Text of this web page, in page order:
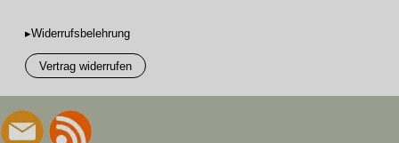
▸Widerrufsbelehrung
Vertrag widerrufen